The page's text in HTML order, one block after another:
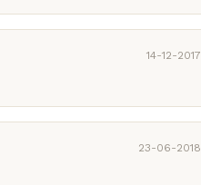
14-12-2017
23-06-2018